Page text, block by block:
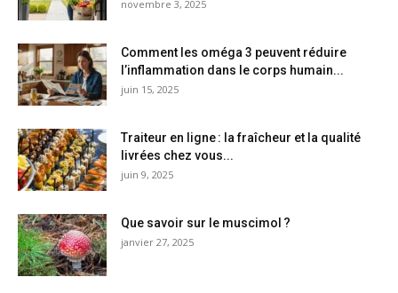
novembre 3, 2025
Comment les oméga 3 peuvent réduire
l’inflammation dans le corps humain...
juin 15, 2025
Traiteur en ligne : la fraîcheur et la qualité
livrées chez vous...
juin 9, 2025
Que savoir sur le muscimol ?
janvier 27, 2025